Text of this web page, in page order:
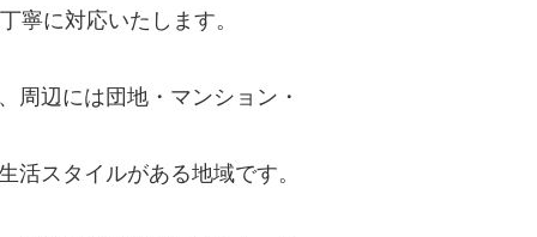
寧に対応いたします。
周辺には団地・マンション・
スタイルがある地域です。